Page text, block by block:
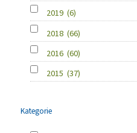
2019 (6)
2018 (66)
2016 (60)
2015 (37)
Kategorie